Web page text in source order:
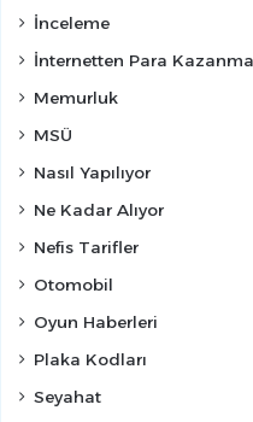
İnceleme
İnternetten Para Kazanma
Memurluk
MSÜ
Nasıl Yapılıyor
Ne Kadar Alıyor
Nefis Tarifler
Otomobil
Oyun Haberleri
Plaka Kodları
Seyahat